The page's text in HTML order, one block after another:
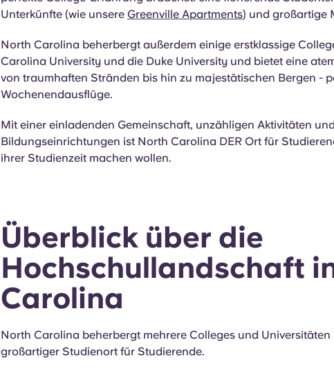
Unterkünfte (wie unsere Greenville Apartments) und großartige
North Carolina beherbergt außerdem einige erstklassige
Carolina University und die Duke University und bietet eine
von traumhaften Stränden bis hin zu majestätischen Bergen -
Wochenendausflüge.
Mit einer einladenden Gemeinschaft, unzähligen Aktivitäten
Bildungseinrichtungen ist North Carolina DER Ort für
ihrer Studienzeit machen wollen.
Überblick über die
Hochschullandschaft
Carolina
North Carolina beherbergt mehrere Colleges und Universitäten
großartiger Studienort für Studierende.